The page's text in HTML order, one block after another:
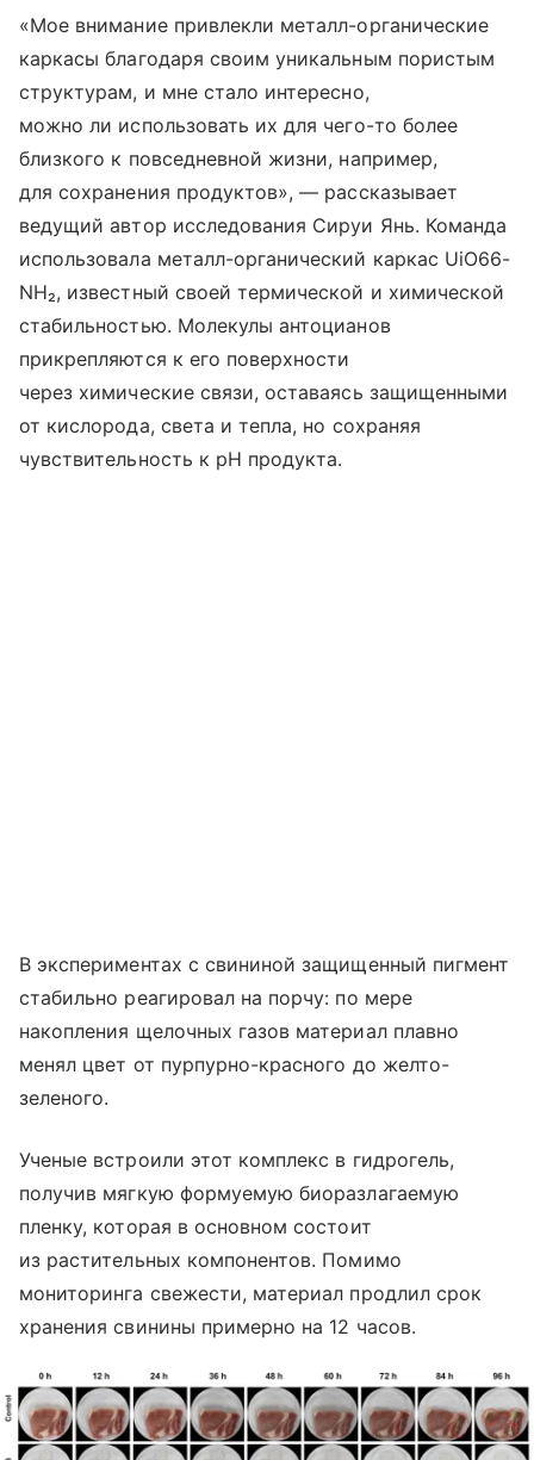
«Мое внимание привлекли металл-органические
каркасы благодаря своим уникальным пористым
структурам, и мне стало интересно,
можно ли использовать их для чего-то более
близкого к повседневной жизни, например,
для сохранения продуктов», — рассказывает
ведущий автор исследования Сируи Янь. Команда
использовала металл-органический каркас UiO66-
NH₂, известный своей термической и химической
стабильностью. Молекулы антоцианов
прикрепляются к его поверхности
через химические связи, оставаясь защищенными
от кислорода, света и тепла, но сохраняя
чувствительность к pH продукта.
В экспериментах с свининой защищенный пигмент
стабильно реагировал на порчу: по мере
накопления щелочных газов материал плавно
менял цвет от пурпурно-красного до желто-
зеленого.
Ученые встроили этот комплекс в гидрогель,
получив мягкую формуемую биоразлагаемую
пленку, которая в основном состоит
из растительных компонентов. Помимо
мониторинга свежести, материал продлил срок
хранения свинины примерно на 12 часов.